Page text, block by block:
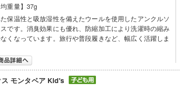
均重量】37g
保温性と吸放湿性を備えたウールを使用したアンクルソ
です。消臭効果にも優れ、防縮加工により洗濯時の縮み
くなっています。旅行や普段履きなど、幅広く活躍しま
モンタベア Kid's